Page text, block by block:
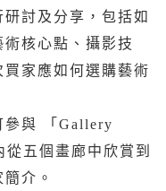
討及分享，包括如
核心點、攝影技
家應如何選購藝術
參與 「Gallery
五個畫廊中欣賞到
介。